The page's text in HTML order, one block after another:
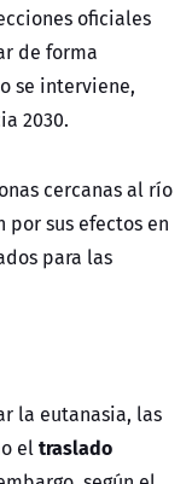
oficiales
de forma
se interviene,
2030.
cercanas al río
por sus efectos en
para las
la eutanasia, las
eltraslado